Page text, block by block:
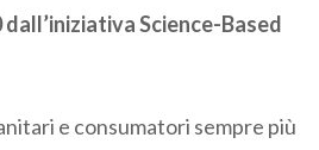
dall’iniziativa Science-Based
e consumatori sempre più